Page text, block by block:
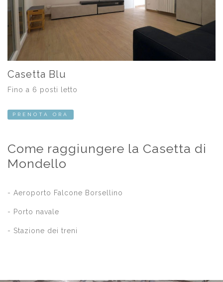
Casetta Blu
Fino a 6 posti letto
PRENOTA ORA
Come raggiungere la Casetta di
Mondello
- Aeroporto Falcone Borsellino
- Porto navale
- Stazione dei treni